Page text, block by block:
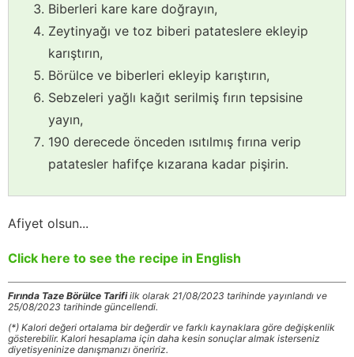
Biberleri kare kare doğrayın,
Zeytinyağı ve toz biberi patateslere ekleyip
karıştırın,
Börülce ve biberleri ekleyip karıştırın,
Sebzeleri yağlı kağıt serilmiş fırın tepsisine
yayın,
190 derecede önceden ısıtılmış fırına verip
patatesler hafifçe kızarana kadar pişirin.
Afiyet olsun...
Click here to see the recipe in English
Fırında Taze Börülce Tarifiilk olarak 21/08/2023 tarihinde yayınlandı ve
25/08/2023 tarihinde güncellendi.
(*) Kalori değeri ortalama bir değerdir ve farklı kaynaklara göre değişkenlik
gösterebilir. Kalori hesaplama için daha kesin sonuçlar almak isterseniz
diyetisyeninize danışmanızı öneririz.